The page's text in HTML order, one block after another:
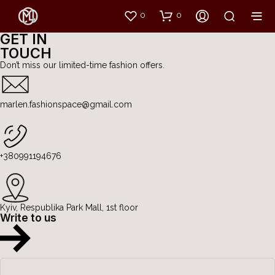
0 0
GET IN
TOUCH
Don’t miss our limited-time fashion offers.
marlen.fashionspace@gmail.com
+380991194676
Kyiv, Respublika Park Mall, 1st floor
Kiev
Gulliver Mall, 2nd floor
Write to us